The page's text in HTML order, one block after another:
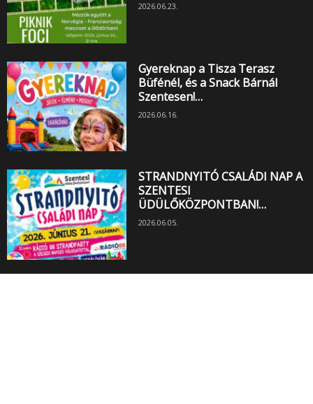
2026.06.23.
Gyereknap a Tisza Terasz
Büfénél, és a Snack Bárnál
Szentesen!…
2026.06.16.
STRANDNYITÓ CSALÁDI NAP A
SZENTESI
ÜDÜLŐKÖZPONTBAN!…
2026.06.05.